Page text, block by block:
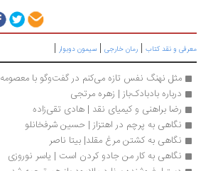
و نقد کتاب|رمان خارجی|سیمون دوبوار|
مثل نهنگ نفس تازه می‌کنم در گفت‌وگو با معصومه امیرزاده
درباره بادبادک‌باز | زهره مرتجی
رضا براهنی و کیمیای نقد | هادی تقی‌زاده
نگاهی به پرچم در اهتزاز | حسین شرفخانلو
نگاهی به کشتن مرغ مقلد| بیتا ناصر
نگاهی به کار من جادو کردن است | یاسر نوروزی